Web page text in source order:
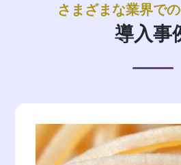
さまざまな業界で
導入事